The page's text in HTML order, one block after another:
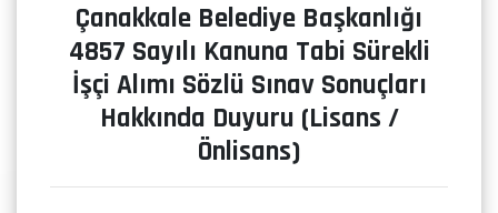
Çanakkale Belediye Başkanlığı
4857 Sayılı Kanuna Tabi Sürekli
İşçi Alımı Sözlü Sınav Sonuçları
Hakkında Duyuru (Lisans /
Önlisans)